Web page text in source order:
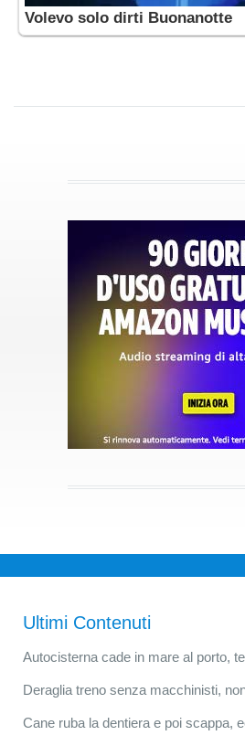
Volevo solo dirti Buonanotte
Ultimi Contenuti
Autocisterna cade in mare al porto,
Deraglia treno senza macchinisti,
Cane ruba la dentiera e poi scappa,